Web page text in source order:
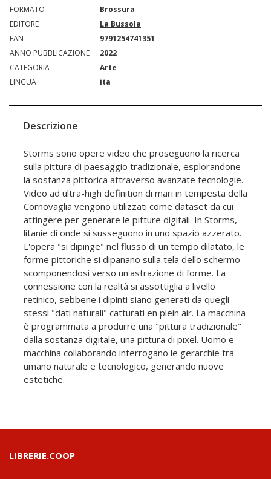
FORMATO
Brossura
EDITORE
La Bussola
EAN
9791254741351
ANNO PUBBLICAZIONE
2022
CATEGORIA
Arte
LINGUA
ita
Descrizione
Storms sono opere video che proseguono la ricerca
sulla pittura di paesaggio tradizionale, esplorandone
la sostanza pittorica attraverso avanzate tecnologie.
Video ad ultra-high definition di mari in tempesta della
Cornovaglia vengono utilizzati come dataset da cui
attingere per generare le pitture digitali. In Storms,
litanie di onde si susseguono in uno spazio azzerato.
L'opera "si dipinge" nel flusso di un tempo dilatato, le
forme pittoriche si dipanano sulla tela dello schermo
scomponendosi verso un'astrazione di forme. La
connessione con la realtà si assottiglia a livello
retinico, sebbene i dipinti siano generati da quegli
stessi "dati naturali" catturati en plein air. La macchina
è programmata a produrre una "pittura tradizionale"
dalla sostanza digitale, una pittura di pixel. Uomo e
macchina collaborando interrogano le gerarchie tra
umano naturale e tecnologico, generando nuove
estetiche.
LIBRERIE.COOP